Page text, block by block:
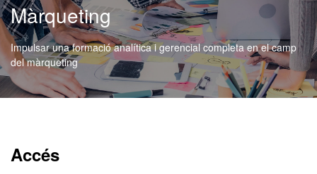
Màrqueting
Impulsar una formació analítica i gerencial completa en el camp
del màrqueting
Accés